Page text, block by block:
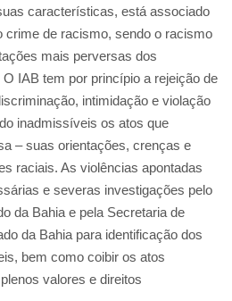
características, está associado
crime de racismo, sendo o racismo
mais perversas dos
IAB tem por princípio a rejeição de
intimidação e violação
inadmissíveis os atos que
– suas orientações, crenças e
raciais. As violências apontadas
e severas investigações pelo
da Bahia e pela Secretaria de
da Bahia para identificação dos
bem como coibir os atos
valores e direitos